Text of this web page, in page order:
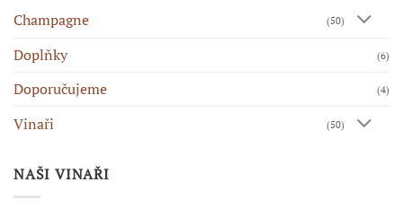
Champagne (50)
Doplňky (6)
Doporučujeme (4)
Vinaři (50)
NAŠI VINAŘI